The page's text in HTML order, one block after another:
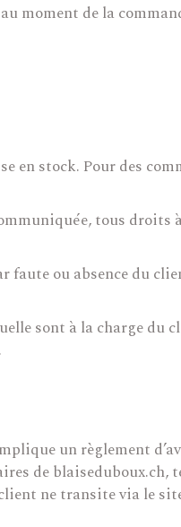
moment de la
en stock. Pour des
tous droits
faute ou absence du
sont à la charge du
un règlement
de blaiseduboux.ch,
ne transite via le